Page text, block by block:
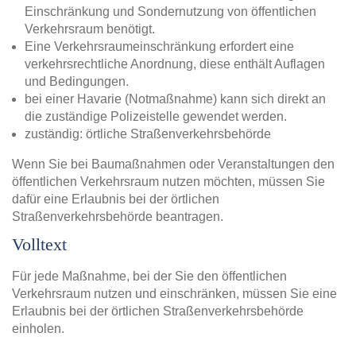
Einschränkung und Sondernutzung von öffentlichen
Verkehrsraum benötigt.
Eine Verkehrsraumeinschränkung erfordert eine
verkehrsrechtliche Anordnung, diese enthält Auflagen
und Bedingungen.
bei einer Havarie (Notmaßnahme) kann sich direkt an
die zuständige Polizeistelle gewendet werden.
zuständig: örtliche Straßenverkehrsbehörde
Wenn Sie bei Baumaßnahmen oder Veranstaltungen den
öffentlichen Verkehrsraum nutzen möchten, müssen Sie
dafür eine Erlaubnis bei der örtlichen
Straßenverkehrsbehörde beantragen.
Volltext
Für jede Maßnahme, bei der Sie den öffentlichen
Verkehrsraum nutzen und einschränken, müssen Sie eine
Erlaubnis bei der örtlichen Straßenverkehrsbehörde
einholen.